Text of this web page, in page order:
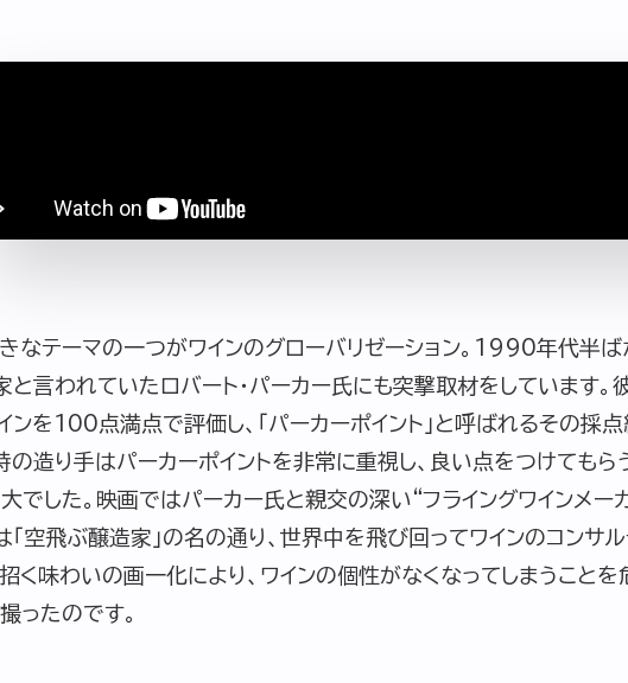
なテーマの一つがワインのグローバリゼーション。1990年代半
と言われていたロバート・パーカー氏にも突撃取材をしています。
インを100点満点で評価し、「パーカーポイント」と呼ばれるその
の造り手はパーカーポイントを非常に重視し、良い点をつけても
でした。映画ではパーカー氏と親交の深い“フライングワインメー
「空飛ぶ醸造家」の名の通り、世界中を飛び回ってワインのコンサ
く味わいの画一化により、ワインの個性がなくなってしまうこと
ったのです。